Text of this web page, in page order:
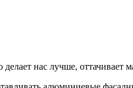
нас лучше, оттачивает